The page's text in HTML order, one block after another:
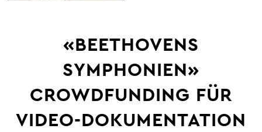
«BEETHOVENS
SYMPHONIEN»
CROWDFUNDING FÜR
VIDEO-DOKUMENTATION